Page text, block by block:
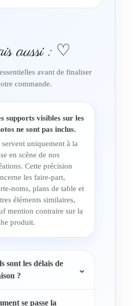
aussi : ♡
avant de finaliser
commande.
supports visibles sur les
ne sont pas inclus.
servent uniquement à la
en scène de nos
Cette précision
les faire-part,
noms, plans de table et
éléments similaires,
mention contraire sur la
produit.
sont les délais de
?
se passe la